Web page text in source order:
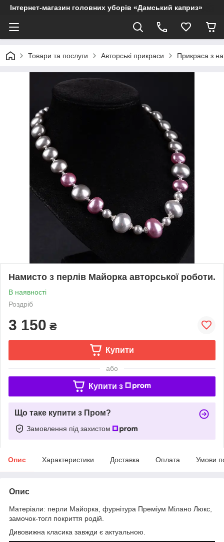
Інтернет-магазин головних уборів «Дамський каприз»
Товари та послуги Авторські прикраси Прикраса з
Намисто з перлів Майорка авторської роботи.
В наявності
Роздріб
3 150 ₴
Купити
або
Купити з
Що таке купити з Пром?
Замовлення під захистом
Опис Характеристики Доставка Оплата Умови
Опис
Матеріали: перли Майорка, фурнітура Преміум Мілано Люкс,
замочок-тогл покриття родій.
Дивовижна класика завжди є актуальною.